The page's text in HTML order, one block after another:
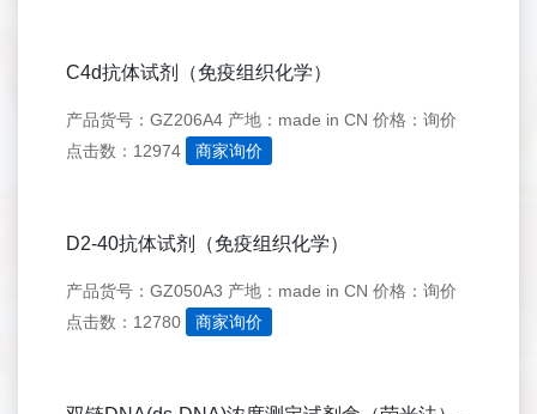
C4d抗体试剂（免疫组织化学）
产品货号：GZ206A4 产地：made in CN 价格：询价
点击数：12974
商家询价
D2-40抗体试剂（免疫组织化学）
产品货号：GZ050A3 产地：made in CN 价格：询价
点击数：12780
商家询价